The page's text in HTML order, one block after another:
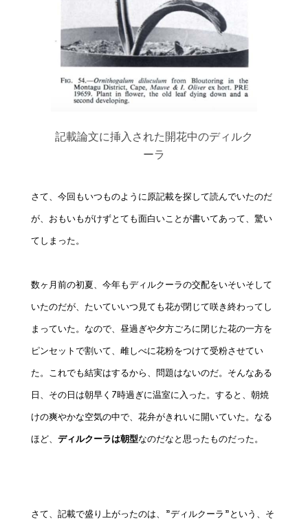
記載論文に挿入された開花中のディルク
ーラ
さて、今回もいつものように原記載を探して読んでいたのだ
が、おもいもがけずとても面白いことが書いてあって、驚い
てしまった。
数ヶ月前の初夏、今年もディルクーラの交配をいそいそして
いたのだが、たいていいつ見ても花が閉じて咲き終わってし
まっていた。なので、昼過ぎや夕方ごろに閉じた花の一方を
ピンセットで割いて、雌しべに花粉をつけて受粉させてい
た。これでも結実はするから、問題はないのだ。そんなある
日、その日は朝早く7時過ぎに温室に入った。すると、朝焼
けの爽やかな空気の中で、花弁がきれいに開いていた。なる
ほど、 ディルクーラは朝型なのだなと思ったものだった。
さて、記載で盛り上がったのは、”ディルクーラ”という、そ